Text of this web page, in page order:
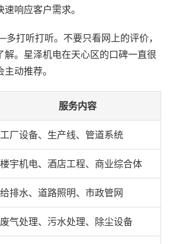
响应客户需求。
打听打听。不要只看网上的评价，
解。星泽机电在天心区的口碑一直很
动推荐。
服务内容
工厂设备、生产线、管道系统
楼宇机电、酒店工程、商业综合体
给排水、道路照明、市政管网
废气处理、污水处理、除尘设备